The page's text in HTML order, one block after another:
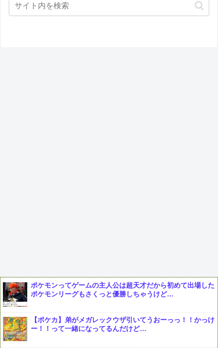
ポケモンってゲームの主人公は超天才だから初めて出場した
ポケモンリーグもさくっと優勝しちゃうけど…
【ポケカ】弟がメガレックウザ引いてうおーっっ！！かっけ
ー！！って一緒になってるんだけど…